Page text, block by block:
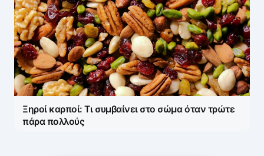
Ξηροί καρποί: Τι συμβαίνει στο σώμα όταν τρώτε
πάρα πολλούς